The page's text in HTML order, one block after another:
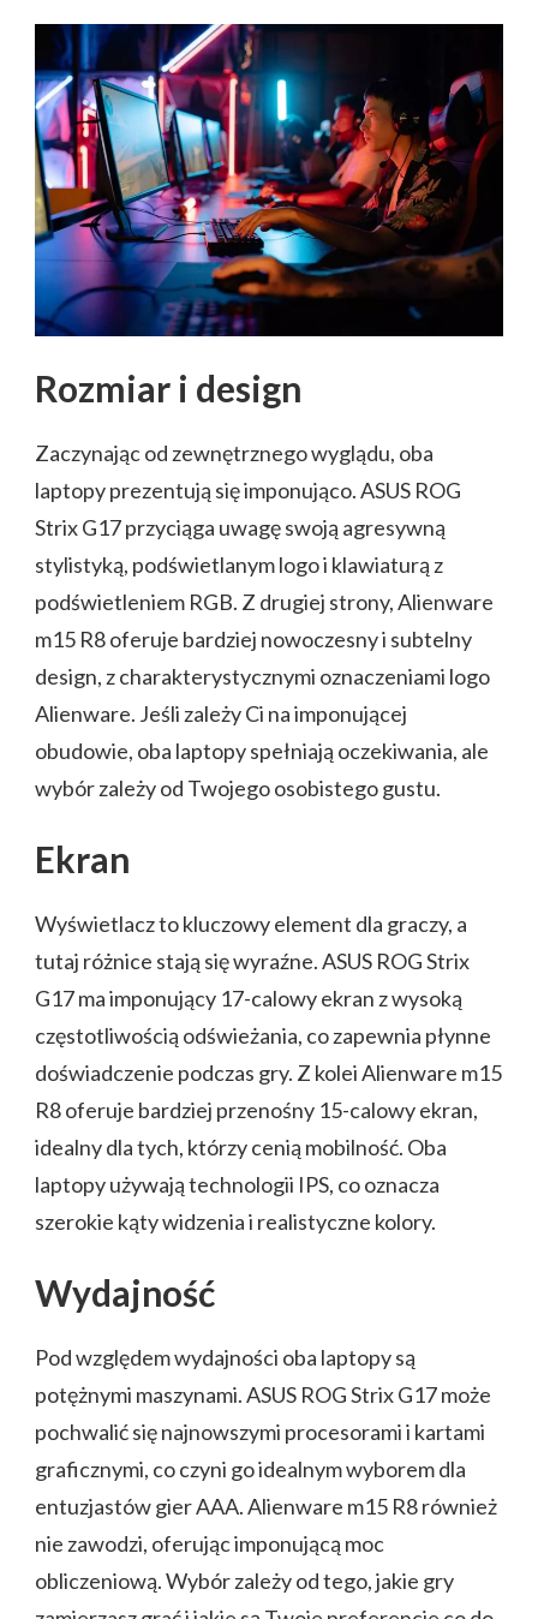
Rozmiar i design
Zaczynając od zewnętrznego wyglądu, oba
laptopy prezentują się imponująco. ASUS ROG
Strix G17 przyciąga uwagę swoją agresywną
stylistyką, podświetlanym logo i klawiaturą z
podświetleniem RGB. Z drugiej strony, Alienware
m15 R8 oferuje bardziej nowoczesny i subtelny
design, z charakterystycznymi oznaczeniami logo
Alienware. Jeśli zależy Ci na imponującej
obudowie, oba laptopy spełniają oczekiwania, ale
wybór zależy od Twojego osobistego gustu.
Ekran
Wyświetlacz to kluczowy element dla graczy, a
tutaj różnice stają się wyraźne. ASUS ROG Strix
G17 ma imponujący 17-calowy ekran z wysoką
częstotliwością odświeżania, co zapewnia płynne
doświadczenie podczas gry. Z kolei Alienware m15
R8 oferuje bardziej przenośny 15-calowy ekran,
idealny dla tych, którzy cenią mobilność. Oba
laptopy używają technologii IPS, co oznacza
szerokie kąty widzenia i realistyczne kolory.
Wydajność
Pod względem wydajności oba laptopy są
potężnymi maszynami. ASUS ROG Strix G17 może
pochwalić się najnowszymi procesorami i kartami
graficznymi, co czyni go idealnym wyborem dla
entuzjastów gier AAA. Alienware m15 R8 również
nie zawodzi, oferując imponującą moc
obliczeniową. Wybór zależy od tego, jakie gry